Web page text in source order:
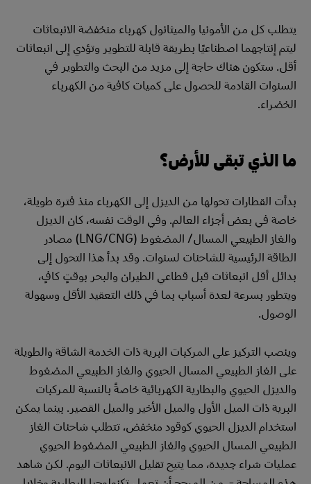
يتطلب كل من الأمونيا والميثانول كهرباء منخفضة الانبعاثات
ليتم إنتاجهما اصطناعيًا بطريقة قابلة للتطوير وتؤدي إلى انبعاثات
أقل. ستكون هناك حاجة إلى مزيد من البحث والتطوير في
السنوات القادمة للحصول على كميات كافية من الكهرباء
الخضراء.
ما الذي تبقى للأرض؟
بدأت القطارات تحولها من الديزل إلى الكهرباء منذ فترة طويلة،
خاصة في بعض أجزاء العالم. وفي الوقت نفسه، كان الديزل
والغاز الطبيعي المسال/ المضغوط (LNG/CNG) مصادر
الطاقة الرئيسية للشاحنات لسنوات. وقد بدأ هذا التحول إلى
بدائل أقل انبعاثات قبل قطاعي الطيران والبحر بوقتٍ كافٍ،
ويتطور بسرعة لعدة أسباب بما في ذلك التعقيد الأقل وسهولة
الوصول.
وينصب التركيز على المركبات البرية ذات الخدمة الشاقة والطويلة
على الغاز الطبيعي المسال الحيوي والغاز الطبيعي المضغوط
والديزل الحيوي والبطارية الكهربائية خاصةً بالنسبة للمركبات
البرية ذات الميل الأول والميل الأخير والميل القصير. بينما يمكن
استخدام الديزل الحيوي كوقود منخفض، تتطلب شاحنات الغاز
الطبيعي المسال الحيوي والغاز الطبيعي المضغوط الحيوي
عمليات شراء جديدة، مما يتيح تقليل الانبعاثات اليوم. لكن شاهد